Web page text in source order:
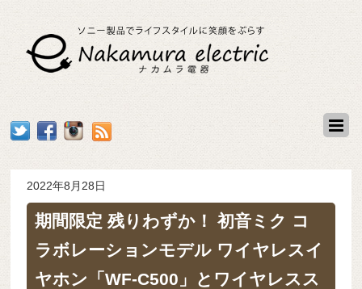
2022年8月28日
期間限定 残りわずか！ 初音ミク コ
ラボレーションモデル ワイヤレスイ
ヤホン「WF-C500」とワイヤレスス